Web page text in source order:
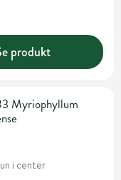
produkt
Myriophyllum
i center